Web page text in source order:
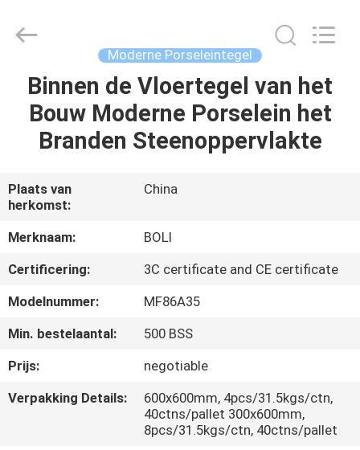
HUIS
PRODUCTEN
VIDEO'S
OVER
ONS
KWALITEITSCONTROLE
CERAMICS
CO.,LTD..
Moderne Porseleintegel
Binnen de Vloertegel van het
Bouw Moderne Porselein het
Branden Steenoppervlakte
Plaats van
herkomst:
China
Merknaam:
BOLI
Certificering:
3C certificate and CE certificate
Modelnummer:
MF86A35
Min. bestelaantal:
500 BSS
Prijs:
negotiable
Verpakking Details:
600x600mm, 4pcs/31.5kgs/ctn,
40ctns/pallet 300x600mm,
8pcs/31.5kgs/ctn, 40ctns/pallet